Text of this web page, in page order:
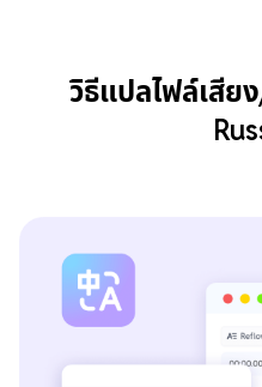
วิธีแปลไฟล์เสีย